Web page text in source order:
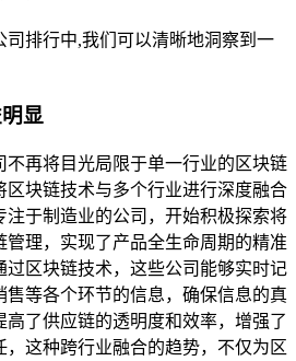
司排行中,我们可以清晰地洞察到一
显
不再将目光局限于单一行业的区块链
区块链技术与多个行业进行深度融合
注于制造业的公司，开始积极探索将
管理，实现了产品全生命周期的精准
过区块链技术，这些公司能够实时记
售等各个环节的信息，确保信息的真
高了供应链的透明度和效率，增强了
这种跨行业融合的趋势，不仅为区